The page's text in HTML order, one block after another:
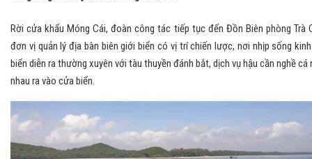
Rời cửa khẩu Móng Cái, đoàn công tác tiếp tục đến Đồn Biên phòng Trà
đơn vị quản lý địa bàn biên giới biển có vị trí chiến lược, nơi nhịp sống
biển diễn ra thường xuyên với tàu thuyền đánh bắt, dịch vụ hậu cần nghề cá
nhau ra vào cửa biển.